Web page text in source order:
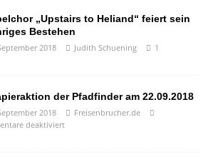
„Upstairs to Heliand“ feiert sein
Bestehen
2018 Judith Schuening 1
der Pfadfinder am 22.09.2018
2018
Freisenbrucher.de
deaktiviert